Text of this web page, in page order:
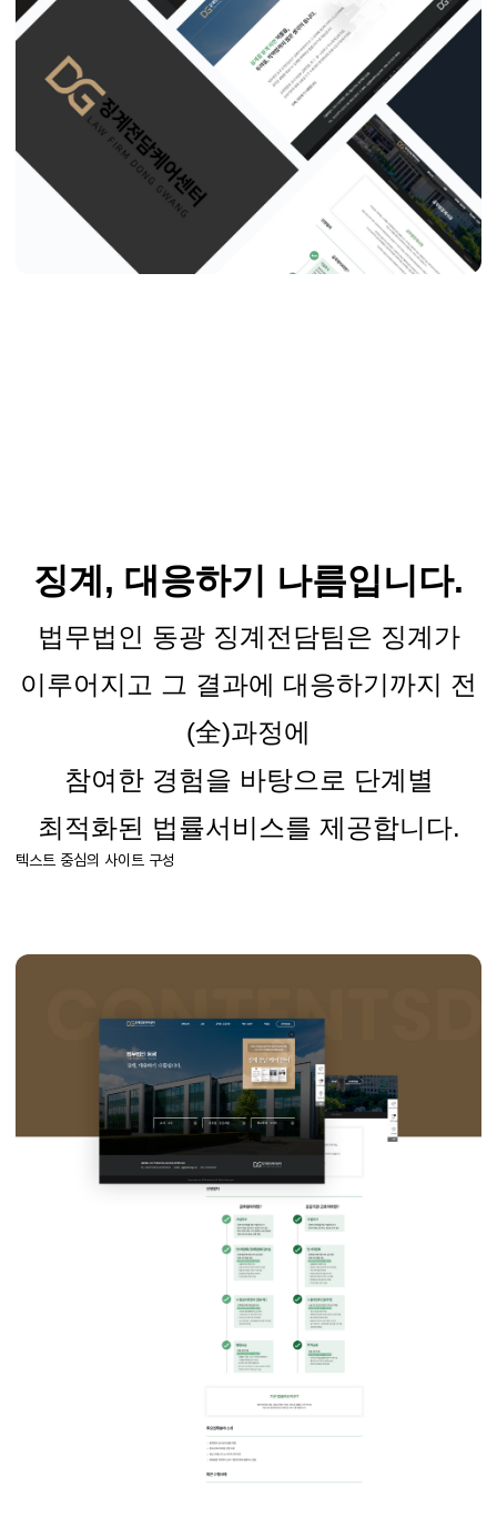
징계, 대응하기 나름입니다.
법무법인 동광 징계전담팀은 징계가
이루어지고 그 결과에 대응하기까지 전
(全)과정에
참여한 경험을 바탕으로 단계별
최적화된 법률서비스를 제공합니다.
텍스트 중심의 사이트 구성